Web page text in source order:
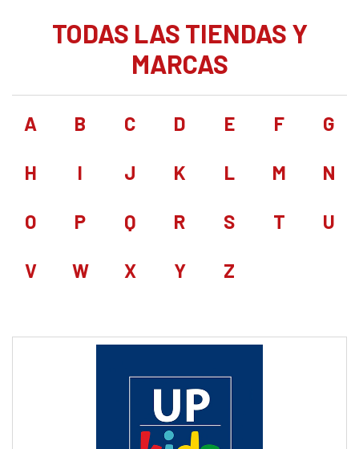
TODAS LAS TIENDAS Y
MARCAS
A B C D E F G
H I J K L M N
O P Q R S T U
V W X Y Z